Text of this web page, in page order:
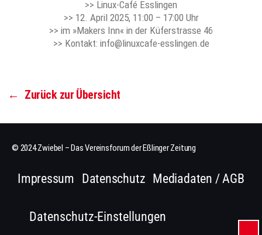
>> Linux-Café Esslingen
>> 12. April 2025, 11:00 – 17:00 Uhr
>> im »Makers Inn« in der Küferstrasse 46
>> Kontakt: info@linuxcafe-esslingen.de
← Zurück zur Übersicht
© 2024 Zwiebel – Das Vereinsforum der Eßlinger Zeitung
Impressum Datenschutz Mediadaten / AGB
Datenschutz-Einstellungen